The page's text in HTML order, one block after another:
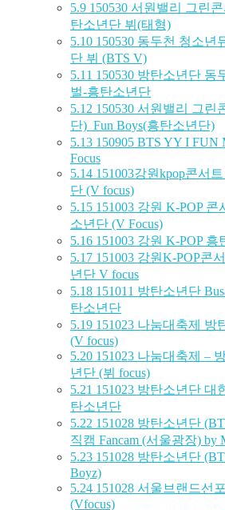
5.9 150530 서원밸리 그린
탄소년단 뷔(태형)
5.10 150530 동두천 청소년
단 뷔 (BTS V)
5.11 150530 방탄소년단 동
벌-흥탄소년단
5.12 150530 서원밸리 그린
단)_Fun Boys(흥탄소년단)
5.13 150905 BTS YY I
Focus
5.14 151003강원kpop콘서
단 (V focus)
5.15 151003 강원 K-POP
소년단 (V Focus)
5.16 151003 강원 K-POP 흥
5.17 151003 강원K-POP콘
년단 V focus
5.18 151011 방탄소년단
탄소년단
5.19 151023 나눔대축제 방
(V focus)
5.20 151023 나눔대축제 –
년단 (뷔 focus)
5.21 151023 방탄소년단 대
탄소년단
5.22 151028 방탄소년단
직캠 Fancam (서울광장) by
5.23 151028 방탄소년단
Boyz)
5.24 151028 서울브랜드선
(Vfocus)